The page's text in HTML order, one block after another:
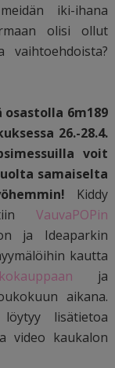
iki-ihana
olisi ollut
6m189
26.-28.4.
voit
samaiselta
Kiddy
VauvaPOPin
ja Ideaparkin
kautta
ja
aikana.
löytyy lisätietoa
video kaukalon